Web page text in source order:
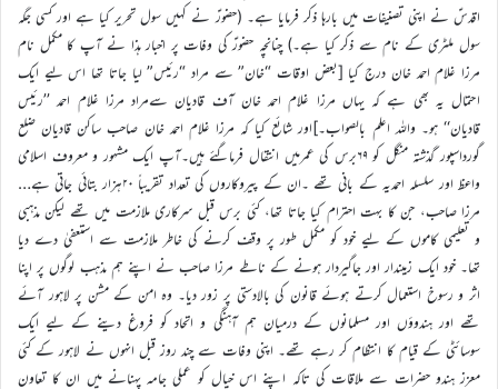
اقدسؑ نے اپنی تصنیفات میں بارہا ذکر فرمایا ہے۔ (حضورؑ نے کہیں سول تحریر کیا ہے اور کسی جگہ
سول ملٹری کے نام سے ذکر کیا ہے۔) چنانچہ حضورؑ کی وفات پر اخبار ہذا نے آپ کا مکمل نام
مرزا غلام احمد خان درج کیا [بعض اوقات “خان” سے مراد “رئیس” لیا جاتا تھا اس لیے ایک
احتمال یہ بھی ہے کہ یہاں مرزا غلام احمد خان آف قادیان سےمراد مرزا غلام احمد ’’رئیس
قادیان‘‘ ہو۔ واللہ اعلم بالصواب۔]اور شائع کیا کہ مرزا غلام احمد خان صاحب ساکن قادیان ضلع
گورداسپور گذشتہ منگل کو ۶۹برس کی عمرمیں انتقال فرماگئے ہیں۔آپ ایک مشہور و معروف اسلامی
واعظ اور سلسلہ احمدیہ کے بانی تھے ۔ان کے پیروکاروں کی تعداد تقریباً ۲۰ہزار بتائی جاتی ہے…
مرزا صاحب، جن کا بہت احترام کیا جاتا تھا، کئی برس قبل سرکاری ملازمت میں تھے لیکن مذہبی
و تعلیمی کاموں کے لیے خود کو مکمل طور پر وقف کرنے کی خاطر ملازمت سے استعفیٰ دے دیا
تھا۔ خود ایک زمیندار اور جاگیردار ہونے کے ناطے مرزا صاحب نے اپنے ہم مذہب لوگوں پر اپنا
اثر و رسوخ استعمال کرتے ہوئے قانون کی بالادستی پر زور دیا۔ وہ امن کے مشن پر لاہور آئے
تھے اور ہندوؤں اور مسلمانوں کے درمیان ہم آہنگی و اتحاد کو فروغ دینے کے لیے ایک
سوسائٹی کے قیام کا انتظام کر رہے تھے۔ اپنی وفات سے چند روز قبل انہوں نے لاہور کے کئی
معزز ہندو حضرات سے ملاقات کی تاکہ اپنے اس خیال کو عملی جامہ پہنانے میں ان کا تعاون